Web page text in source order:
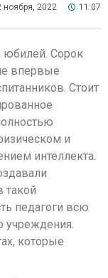
ноября, 2022 11:07
Сорок
впервые
Стоит
и
интеллекта.
такой
педагоги всю
учреждения.
которые